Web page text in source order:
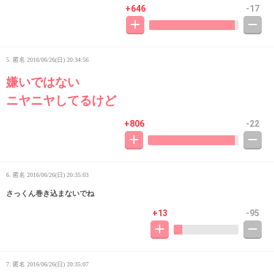
+646 -17
5. 匿名 2016/06/26(日) 20:34:56
嫌いではない
ニヤニヤしてるけど
+806 -22
6. 匿名 2016/06/26(日) 20:35:03
さっくん巻き込まないでね
+13 -95
7. 匿名 2016/06/26(日) 20:35:07